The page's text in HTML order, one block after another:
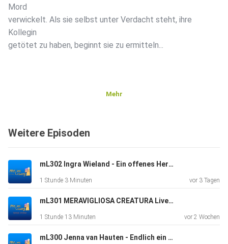
Mord
verwickelt. Als sie selbst unter Verdacht steht, ihre
Kollegin
getötet zu haben, beginnt sie zu ermitteln...
Yngra Wieland schreibt Krimi, historische Romane,
Sachbuch im
Bereich Psychologie und zeitgenössische Belletristik.
Mehr
Weitere Episoden
mL302 Ingra Wieland - Ein offenes Herz und die Liebe auf vier Pfoten
1 Stunde 3 Minuten vor 3 Tagen
mL301 MERAVIGLIOSA CREATURA Live@LeseBühne
1 Stunde 13 Minuten vor 2 Wochen
mL300 Jenna van Hauten - Endlich ein Job, der zu mir passt